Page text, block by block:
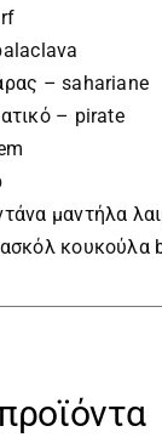
– sahariane
– pirate
μαντήλα
κουκούλα